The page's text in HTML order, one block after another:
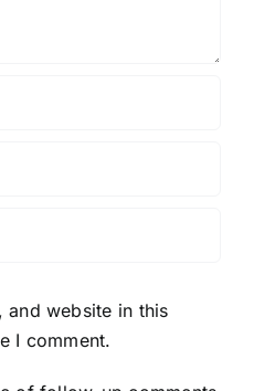
and website in this
I comment.